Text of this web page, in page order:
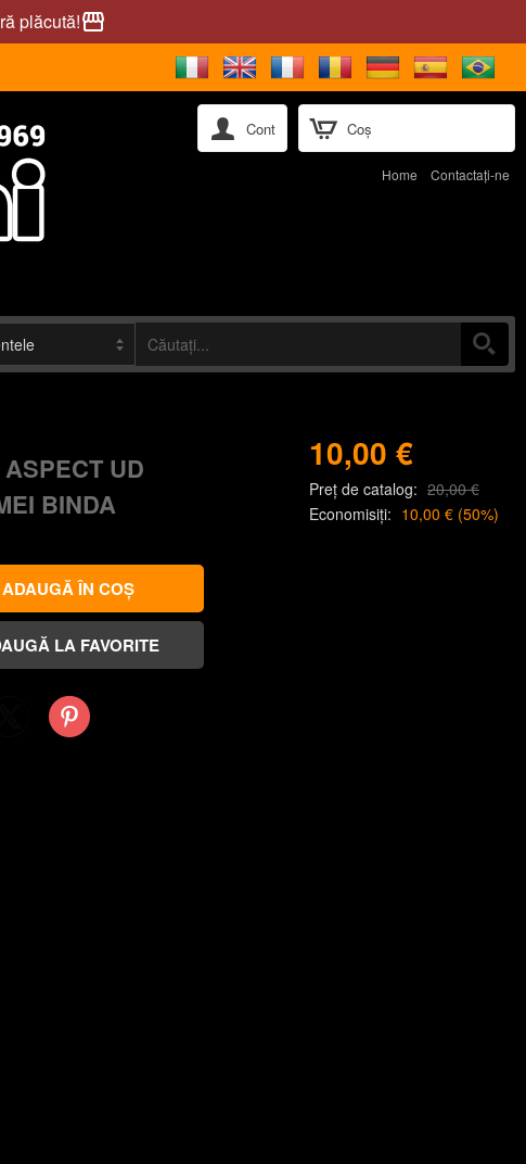
plăcută!storefront
Coș
Cont
Home Contactaţi-ne
UD
BINDA
10,00 €
Preț de catalog: 20,00 €
Economisiți: 10,00 € (50%)
Pinterest